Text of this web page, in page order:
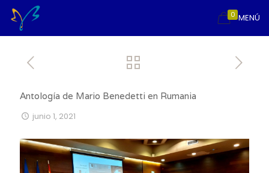
MENÚ
0
Antología de Mario Benedetti en Rumania
junio 1, 2021